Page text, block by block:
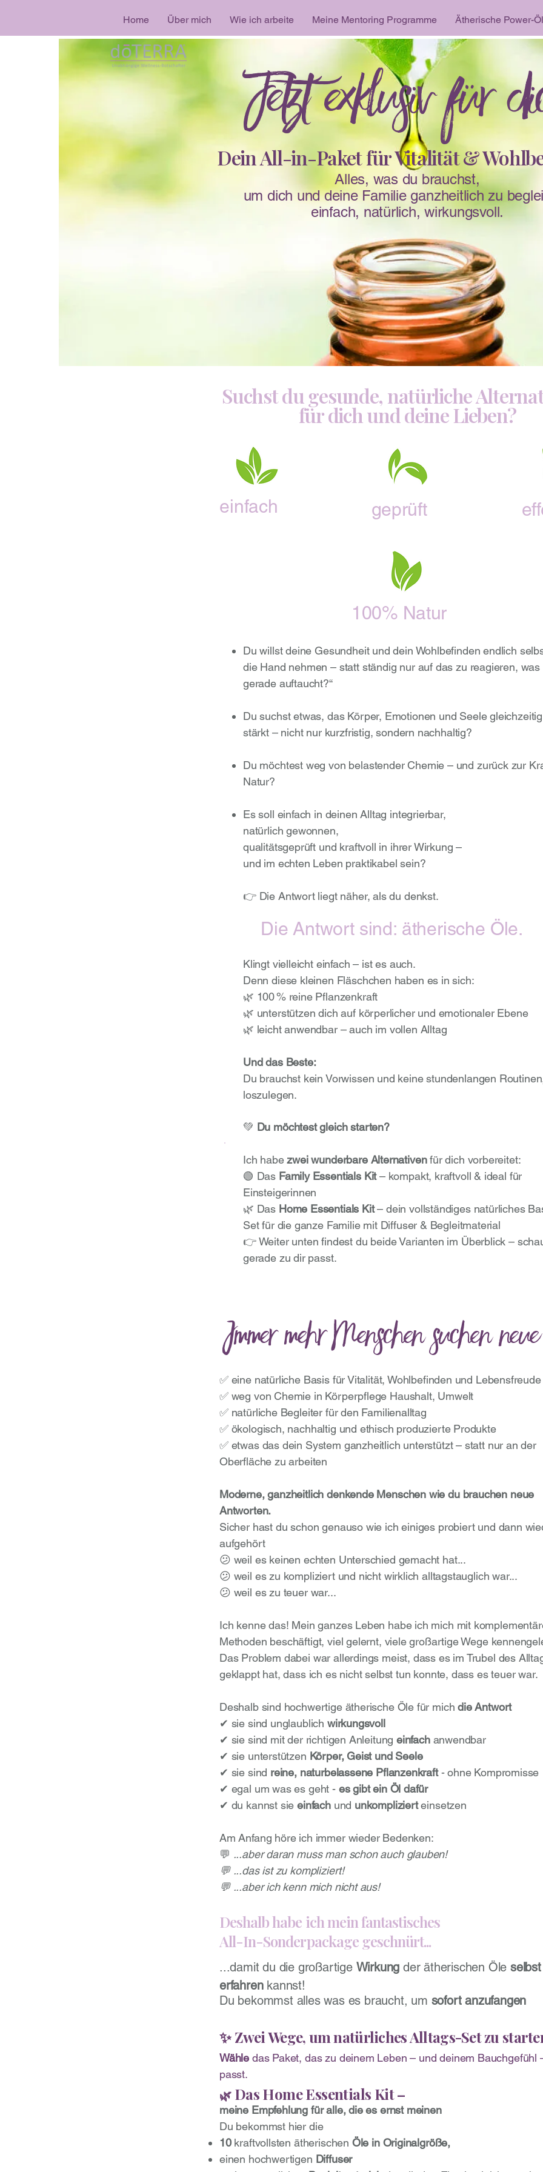
Home Über mich Wie ich arbeite Meine Mentoring Programme Ätherische Power-
Jetzt exklusiv für
Dein All-in-Paket für Vitalität &
Alles, was du brauchst,
um dich und deine Familie ganzheitlich zu
einfach, natürlich, wirkungsvoll.
Suchst du gesunde, natürliche
für dich und deine Lieben?
einfach geprüft
100% Natur
Du willst deine Gesundheit und dein Wohlbefinden endlich
die Hand nehmen – statt ständig nur auf das zu reagieren, was
gerade auftaucht?“
Du suchst etwas, das Körper, Emotionen und Seele gleichzeitig
stärkt – nicht nur kurzfristig, sondern nachhaltig?
Du möchtest weg von belastender Chemie – und zurück zur
Natur?
Es soll einfach in deinen Alltag integrierbar,
natürlich gewonnen,
qualitätsgeprüft und kraftvoll in ihrer Wirkung –
und im echten Leben praktikabel sein?
👉 Die Antwort liegt näher, als du denkst.
Die Antwort sind: ätherische Öle.
Klingt vielleicht einfach – ist es auch.
Denn diese kleinen Fläschchen haben es in sich:
🌿 100 % reine Pflanzenkraft
🌿 unterstützen dich auf körperlicher und emotionaler Ebene
🌿 leicht anwendbar – auch im vollen Alltag
Und das Beste:
Du brauchst kein Vorwissen und keine stundenlangen
loszulegen.
💚 Du möchtest gleich starten?
Ich habezwei wunderbare Alternativenfür dich vorbereitet:
🟢 Das Family Essentials Kit– kompakt, kraftvoll & ideal für
Einsteigerinnen
🌿 Das Home Essentials Kit– dein vollständiges natürliches
Set für die ganze Familie mit Diffuser & Begleitmaterial
👉 Weiter unten findest du beide Varianten im Überblick –
gerade zu dir passt.
Immer mehr Menschen suchen
✅ eine natürliche Basis für Vitalität, Wohlbefinden und Lebensfreude
✅ weg von Chemie in Körperpflege Haushalt, Umwelt
✅ natürliche Begleiter für den Familienalltag
✅ ökologisch, nachhaltig und ethisch produzierte Produkte
✅ etwas das dein System ganzheitlich unterstützt – statt nur an der
Oberfläche zu arbeiten
Moderne, ganzheitlich denkende Menschen wie du brauchen neue
Antworten.
Sicher hast du schon genauso wie ich einiges probiert und dann
aufgehört
😕 weil es keinen echten Unterschied gemacht hat...
😕 weil es zu kompliziert und nicht wirklich alltagstauglich war...
😕 weil es zu teuer war...
Ich kenne das! Mein ganzes Leben habe ich mich mit
Methoden beschäftigt, viel gelernt, viele großartige Wege
Das Problem dabei war allerdings meist, dass es im Trubel des
geklappt hat, dass ich es nicht selbst tun konnte, dass es teuer war.
Deshalb sind hochwertige ätherische Öle für michdie Antwort
✔ sie sind unglaublich wirkungsvoll
✔ sie sind mit der richtigen Anleitung einfach anwendbar
✔ sie unterstützen Körper, Geist und Seele
✔ sie sind reine, naturbelassene Pflanzenkraft- ohne Kompromisse
✔ egal um was es geht - es gibt ein Öl dafür
✔ du kannst sieeinfach und unkomplizierteinsetzen
Am Anfang höre ich immer wieder Bedenken:
💬 ...aber daran muss man schon auch glauben!
💬 ...das ist zu kompliziert!
💬 ...aber ich kenn mich nicht aus!
Deshalb habe ich mein fantastisches
All-In-Sonderpackage geschnürt...
...damit du die großartige Wirkungder ätherischen Öleselbst
erfahrenkannst!
Du bekommst alles was es braucht, um sofort anzufangen
✨ Zwei Wege, um natürliches Alltags-Set zu
Wähle das Paket, das zu deinem Leben – und deinem Bauchgefühl
passt.
🌿Das Home Essentials Kit –
meine Empfehlung für alle, die es ernst meinen
Du bekommst hier die
10kraftvollsten ätherischen Öle in Originalgröße,
einen hochwertigen Diffuser